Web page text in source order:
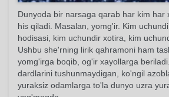
Dunyoda bir narsaga qarab har kim har
his qiladi. Masalan, yomg'ir. Kim
hodisasi, kim uchundir xotira, kim
Ushbu she'rning lirik qahramoni ham
yomg'irga boqib, og'ir xayollarga
dardlarini tushunmaydigan, ko'ngil
yuraksiz odamlarga to'la dunyo uzra